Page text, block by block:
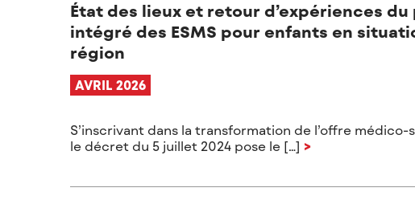
État des lieux et retour d’expériences
intégré des ESMS pour enfants en
région
AVRIL 2026
S’inscrivant dans la transformation de l’offre médico-
le décret du 5 juillet 2024 pose le […] >